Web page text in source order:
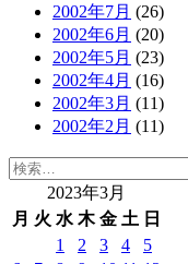
2002年7月 (26)
2002年6月 (20)
2002年5月 (23)
2002年4月 (16)
2002年3月 (11)
2002年2月 (11)
検
2023年3月
月 火 水 木 金 土 日
1
2 3 4
5